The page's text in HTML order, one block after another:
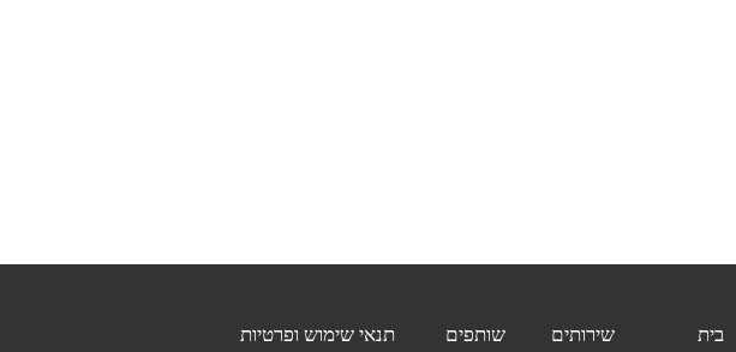
בית שירותים שותפים תנאי שימוש ופרטיות